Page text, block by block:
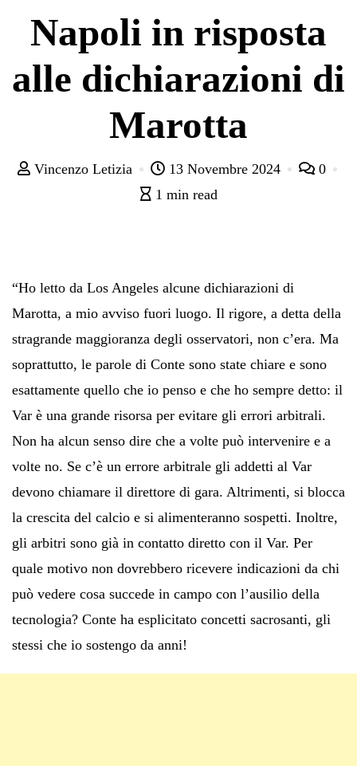
Napoli in risposta
alle dichiarazioni di
Marotta
Vincenzo Letizia 13 Novembre 2024
0
1 min read
“Ho letto da Los Angeles alcune dichiarazioni di
Marotta, a mio avviso fuori luogo. Il rigore, a detta della
stragrande maggioranza degli osservatori, non c’era. Ma
soprattutto, le parole di Conte sono state chiare e sono
esattamente quello che io penso e che ho sempre detto: il
Var è una grande risorsa per evitare gli errori arbitrali.
Non ha alcun senso dire che a volte può intervenire e a
volte no. Se c’è un errore arbitrale gli addetti al Var
devono chiamare il direttore di gara. Altrimenti, si blocca
la crescita del calcio e si alimenteranno sospetti. Inoltre,
gli arbitri sono già in contatto diretto con il Var. Per
quale motivo non dovrebbero ricevere indicazioni da chi
può vedere cosa succede in campo con l’ausilio della
tecnologia? Conte ha esplicitato concetti sacrosanti, gli
stessi che io sostengo da anni!